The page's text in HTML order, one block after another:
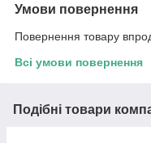
Умови повернення
Повернення товару
Всі умови повернення
Подібні товари